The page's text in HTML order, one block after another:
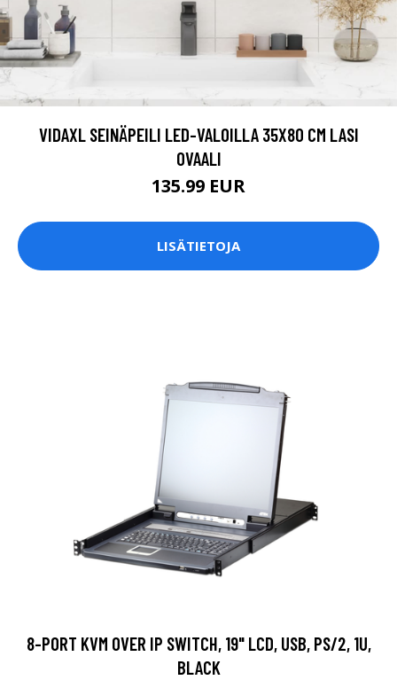
VIDAXL SEINÄPEILI LED-VALOILLA 35X80 CM LASI
OVAALI
135.99 EUR
LISÄTIETOJA
8-PORT KVM OVER IP SWITCH, 19" LCD, USB, PS/2, 1U,
BLACK